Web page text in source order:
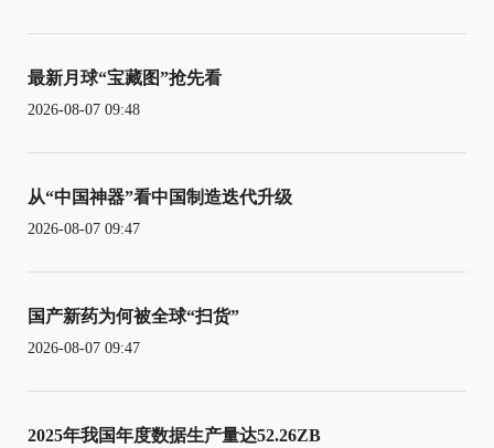
最新月球“宝藏图”抢先看
2026-08-07 09:48
从“中国神器”看中国制造迭代升级
2026-08-07 09:47
国产新药为何被全球“扫货”
2026-08-07 09:47
2025年我国年度数据生产量达52.26ZB